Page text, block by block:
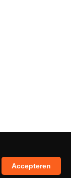
Accepteren